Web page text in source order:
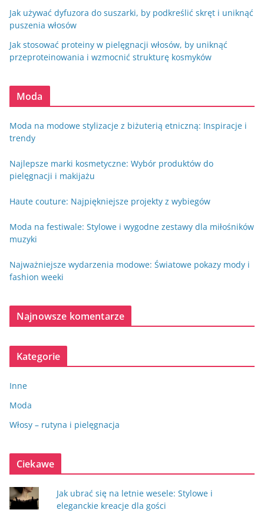
Jak używać dyfuzora do suszarki, by podkreślić skręt i uniknąć
puszenia włosów
Jak stosować proteiny w pielęgnacji włosów, by uniknąć
przeproteinowania i wzmocnić strukturę kosmyków
Moda
Moda na modowe stylizacje z biżuterią etniczną: Inspiracje i
trendy
Najlepsze marki kosmetyczne: Wybór produktów do
pielęgnacji i makijażu
Haute couture: Najpiękniejsze projekty z wybiegów
Moda na festiwale: Stylowe i wygodne zestawy dla miłośników
muzyki
Najważniejsze wydarzenia modowe: Światowe pokazy mody i
fashion weeki
Najnowsze komentarze
Kategorie
Inne
Moda
Włosy – rutyna i pielęgnacja
Ciekawe
Jak ubrać się na letnie wesele: Stylowe i
eleganckie kreacje dla gości